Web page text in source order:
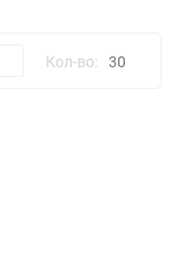
КомпактноКол-во: 30